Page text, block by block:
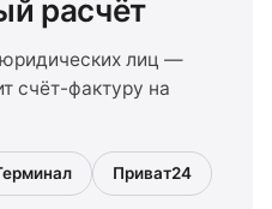
расчёт
лиц —
счёт-фактуру на
Приват24